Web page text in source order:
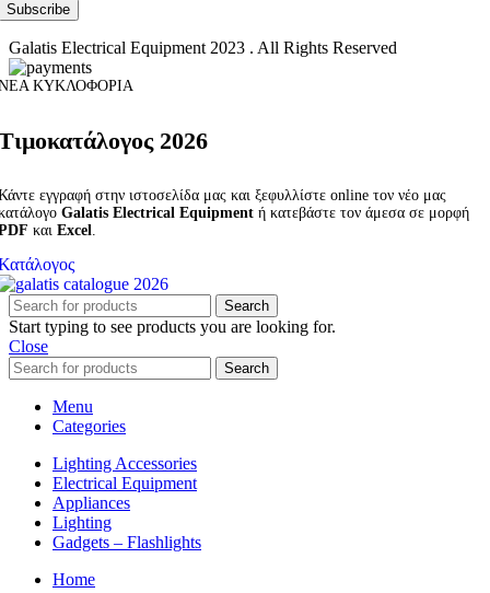
Galatis Electrical Equipment 2023 . All Rights Reserved
ΚΥΚΛΟΦΟΡΙΑ
2026
εγγραφή στην ιστοσελίδα μας και ξεφυλλίστε online τον νέο μας
Galatis Electrical Equipment ή κατεβάστε τον άμεσα σε μορφή
και Excel.
Search
Start typing to see products you are looking for.
Close
Search
Menu
Categories
Lighting Accessories
Electrical Equipment
Appliances
Lighting
Gadgets – Flashlights
Home